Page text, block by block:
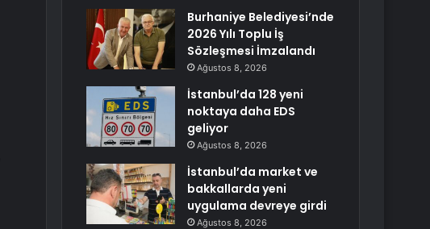
Burhaniye Belediyesi’nde
2026 Yılı Toplu İş
Sözleşmesi İmzalandı
Ağustos 8, 2026
İstanbul’da 128 yeni
noktaya daha EDS
geliyor
Ağustos 8, 2026
İstanbul’da market ve
bakkallarda yeni
uygulama devreye girdi
Ağustos 8, 2026